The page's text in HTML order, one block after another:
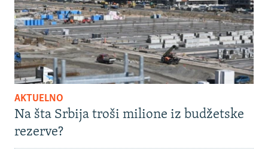
AKTUELNO
Na šta Srbija troši milione iz budžetske
rezerve?